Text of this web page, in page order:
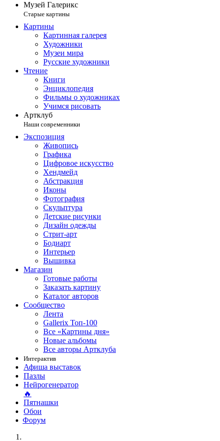
Музей Галерикс
Старые картины
Картины
Картинная галерея
Художники
Музеи мира
Русские художники
Чтение
Книги
Энциклопедия
Фильмы о художниках
Учимся рисовать
Артклуб
Наши современники
Экспозиция
Живопись
Графика
Цифровое искусство
Хендмейд
Абстракция
Иконы
Фотография
Скульптура
Детские рисунки
Дизайн одежды
Стрит-арт
Бодиарт
Интерьер
Вышивка
Магазин
Готовые работы
Заказать картину
Каталог авторов
Сообщество
Лента
Gallerix Топ-100
Все «Картины дня»
Новые альбомы
Все авторы Артклуба
Интерактив
Афиша выставок
Пазлы
Нейрогенератор
🔥
Пятнашки
Обои
Форум